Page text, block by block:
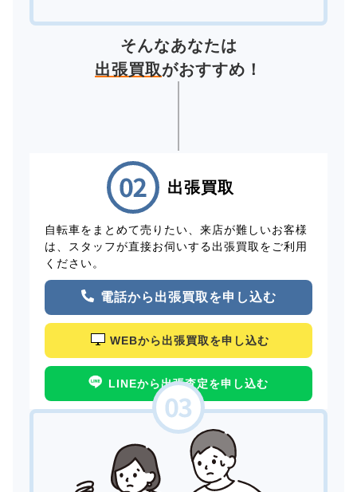
そんなあなたは
出張買取がおすすめ！
出張買取
自転車をまとめて売りたい、来店が難しいお客様
は、スタッフが直接お伺いする出張買取をご利用
ください。
電話から出張買取を申し込む
WEBから出張買取を申し込む
LINEから出張査定を申し込む